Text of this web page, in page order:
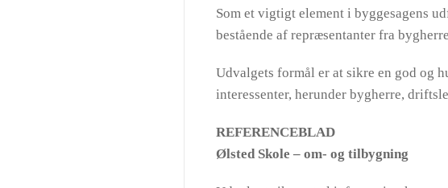
Som et vigtigt element i byggesagens
bestående af repræsentanter fra
Udvalgets formål er at sikre en god og
interessenter, herunder bygherre,
REFERENCEBLAD
Ølsted Skole – om- og tilbygning